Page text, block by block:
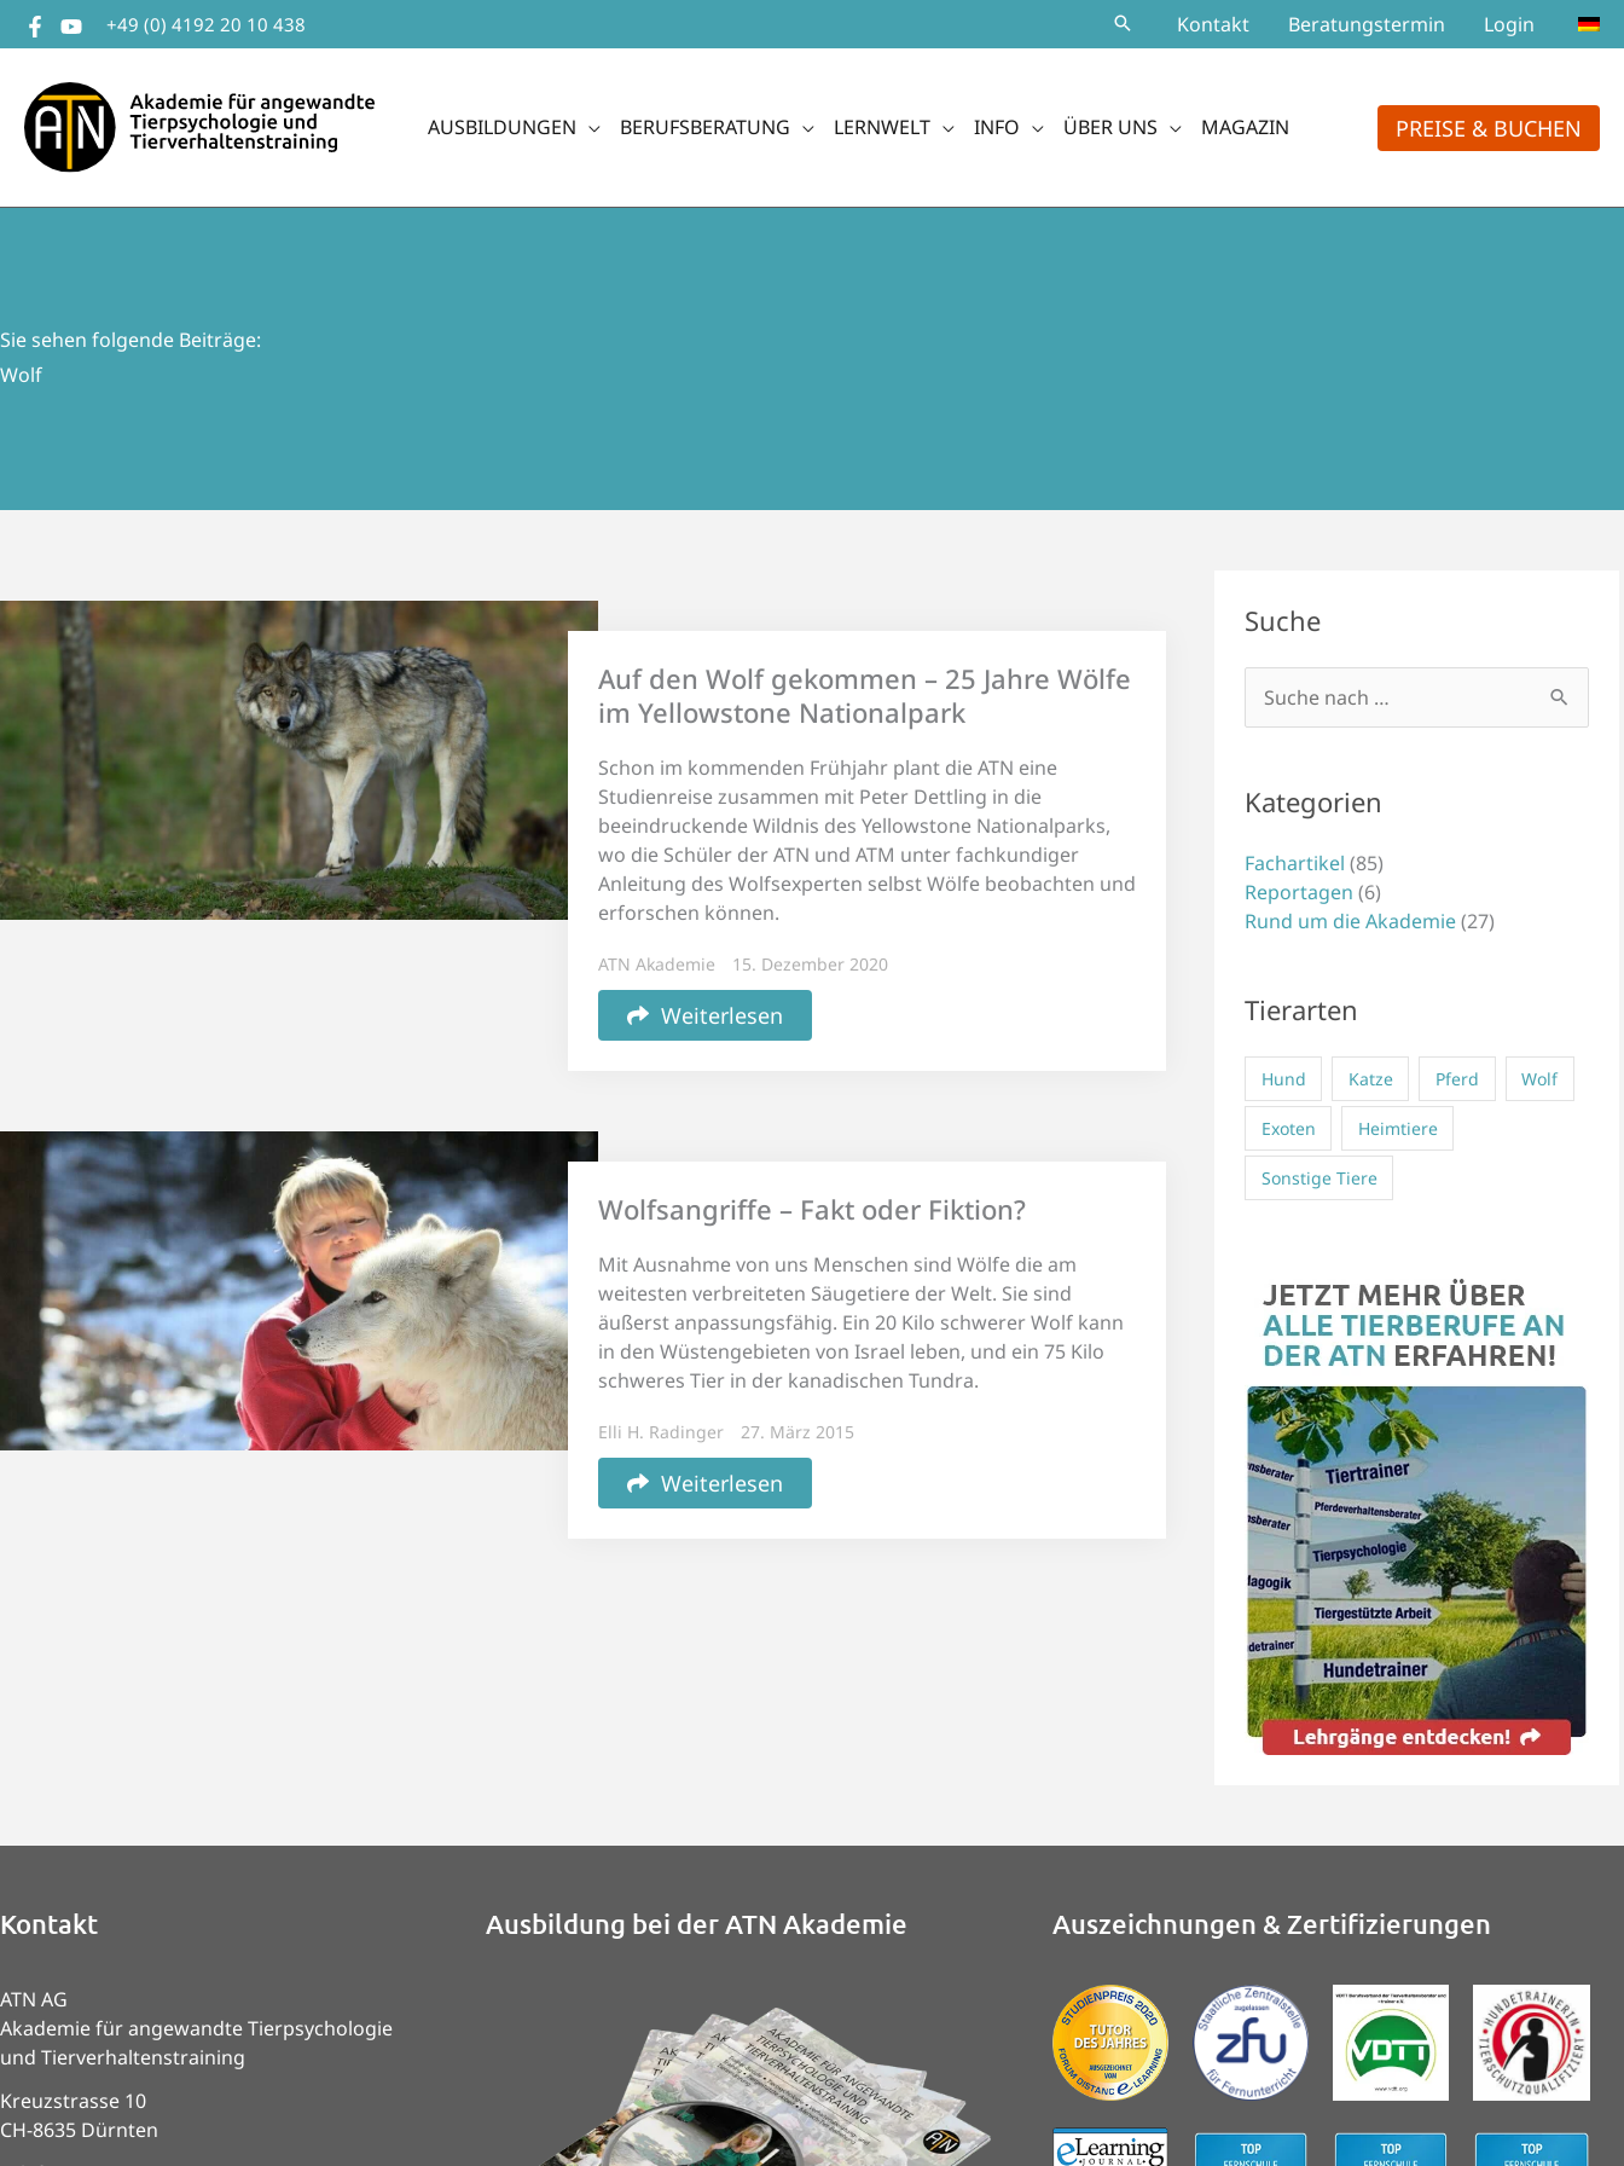
Zum
Inhalt
+49 (0) 4192 20 10 438 Kontakt Beratungstermin Login
AUSBILDUNGEN BERUFSBERATUNG LERNWELT INFO ÜBER UNS MAGAZIN PREISE & BUCHEN
Sie sehen folgende Beiträge:
Wolf
Auf den Wolf gekommen – 25 Jahre Wölfe
im Yellowstone Nationalpark
Schon im kommenden Frühjahr plant die ATN eine
Studienreise zusammen mit Peter Dettling in die
beeindruckende Wildnis des Yellowstone Nationalparks,
wo die Schüler der ATN und ATM unter fachkundiger
Anleitung des Wolfsexperten selbst Wölfe beobachten und
erforschen können.
ATN Akademie 15. Dezember 2020
Weiterlesen
Wolfsangriffe – Fakt oder Fiktion?
Mit Ausnahme von uns Menschen sind Wölfe die am
weitesten verbreiteten Säugetiere der Welt. Sie sind
äußerst anpassungsfähig. Ein 20 Kilo schwerer Wolf kann
in den Wüstengebieten von Israel leben, und ein 75 Kilo
schweres Tier in der kanadischen Tundra.
Elli H. Radinger 27. März 2015
Weiterlesen
Suche
Suchen
nach:
Kategorien
Fachartikel (85)
Reportagen (6)
Rund um die Akademie(27)
Tierarten
Hund Katze Pferd Wolf
Exoten Heimtiere
Sonstige Tiere
Kontakt
ATN AG
Akademie für angewandte Tierpsychologie
und Tierverhaltenstraining
Kreuzstrasse 10
CH-8635 Dürnten
Ausbildung bei der ATN Akademie Auszeichnungen & Zertifizierungen